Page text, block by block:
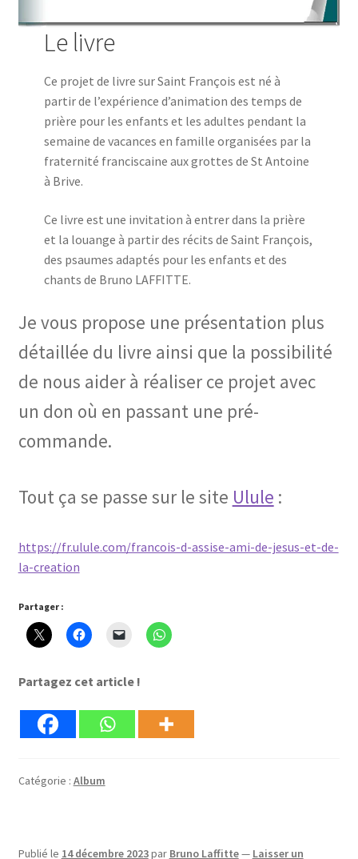
Le livre
Ce projet de livre sur Saint François est né à
partir de l’expérience d’animation des temps de
prière pour les enfants et les adultes pendant la
semaine de vacances en famille organisées par la
fraternité franciscaine aux grottes de St Antoine
à Brive.
Ce livre est une invitation à entrer dans la prière
et la louange à partir des récits de Saint François,
des psaumes adaptés pour les enfants et des
chants de Bruno LAFFITTE.
Je vous propose une présentation plus
détaillée du livre ainsi que la possibilité
de nous aider à réaliser ce projet avec
un don où en passant une pré-
commande.
Tout ça se passe sur le site Ulule :
https://fr.ulule.com/francois-d-assise-ami-de-jesus-et-de-
la-creation
Partager :
Partagez cet article !
Catégorie : Album
Publié le 14 décembre 2023par Bruno Laffitte— Laisser un